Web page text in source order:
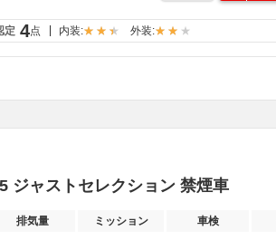
定 4点 内装: 外装:
ジャストセレクション 禁煙車
排気量 ミッション 車検